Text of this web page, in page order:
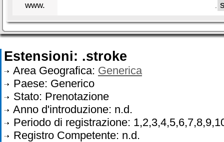
www.
Estensioni: .stroke
Area Geografica: Generica
Paese: Generico
Stato: Prenotazione
Anno d'introduzione: n.d.
Periodo di registrazione:
Registro Competente: n.d.